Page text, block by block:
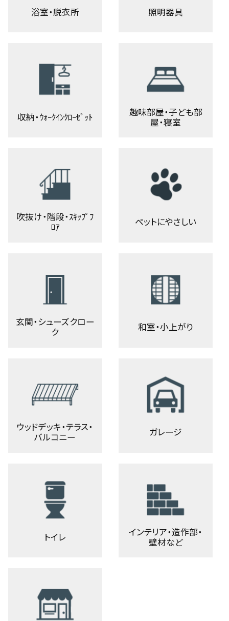
浴室・脱衣所 照明器具
収納・ｳｫｰｸｲﾝｸﾛｰｾﾞｯﾄ
趣味部屋・子ども部
屋・寝室
吹抜け・階段・ｽｷｯﾌﾟﾌ
ﾛｱ
ペットにやさしい
玄関・シューズクロー
ク
和室・小上がり
ウッドデッキ・テラス・
バルコニー
ガレージ
トイレ
インテリア・造作部・
壁材など